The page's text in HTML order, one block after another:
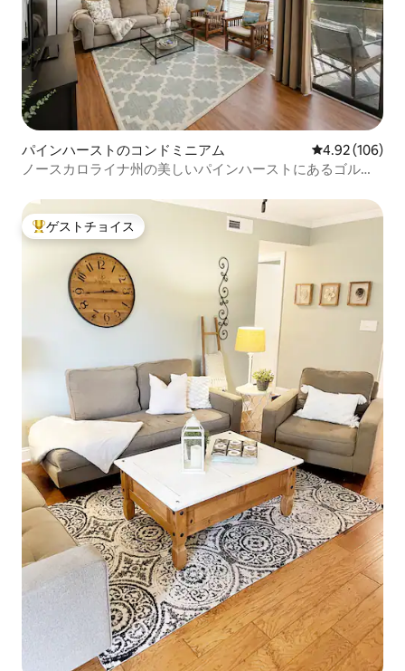
パインハーストのコンドミニアム レビュー106
4.92 (106)
ノースカロライナ州の美しいパインハーストにあるゴルフ
大好評のゲストチョイスです。
ゲストチョイス